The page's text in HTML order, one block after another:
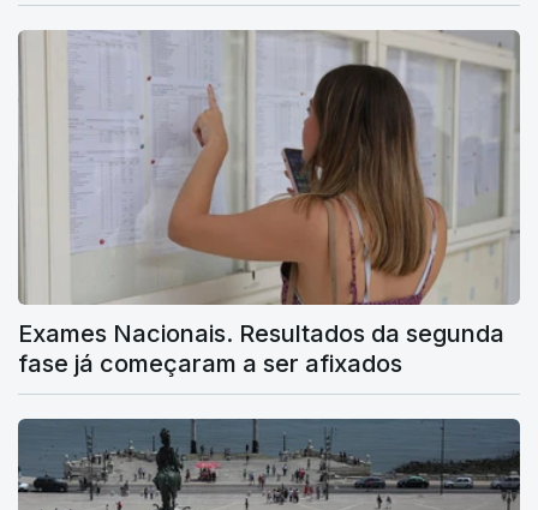
Exames Nacionais. Resultados da segunda
fase já começaram a ser afixados